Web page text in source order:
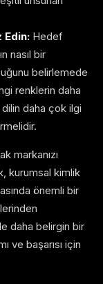
Edin: Hedef
nasıl bir
belirlemede
renklerin daha
daha çok ilgi
markanızı
kurumsal kimlik
önemli bir
daha belirgin bir
ve başarısı için